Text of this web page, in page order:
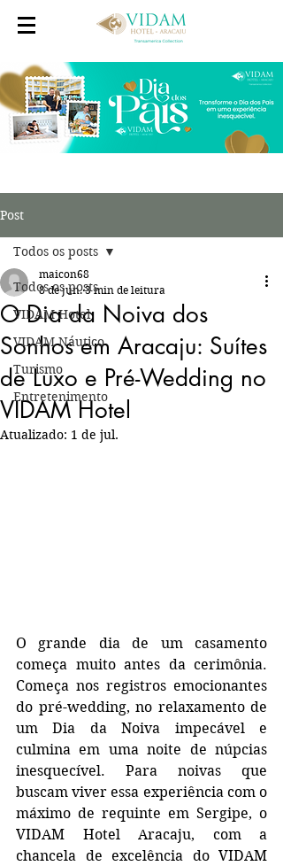
Post
Todos os posts
VIDAM Hotel
VIDAM Náutico
Turismo
Entretenimento
Todos os posts
O Dia da Noiva dos
Sonhos em Aracaju: Suítes
de Luxo e Pré-Wedding no
VIDAM Hotel
maicon68
8 de jun. 3 min de leitura
Atualizado: 1 de jul.
O grande dia de um casamento
começa muito antes da cerimônia.
Começa nos registros emocionantes
do pré-wedding, no relaxamento de
um Dia da Noiva impecável e
culmina em uma noite de núpcias
inesquecível. Para noivas que
buscam viver essa experiência com o
máximo de requinte em Sergipe, o
VIDAM Hotel Aracaju, com a
chancela de excelência do VIDAM